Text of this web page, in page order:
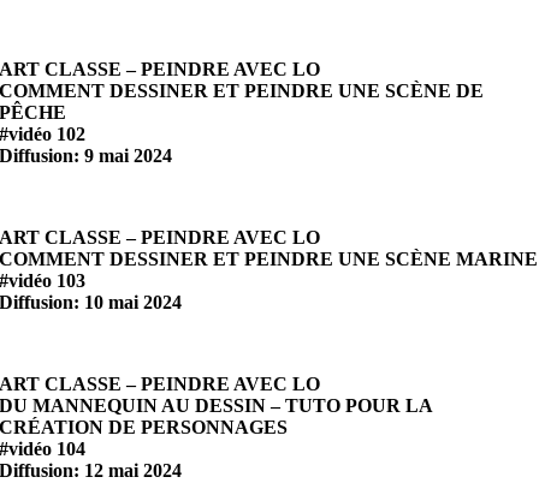
ART CLASSE – PEINDRE AVEC LO
COMMENT DESSINER ET PEINDRE UNE SCÈNE DE
PÊCHE
#vidéo 102
Diffusion: 9 mai 2024
ART CLASSE – PEINDRE AVEC LO
COMMENT DESSINER ET PEINDRE UNE SCÈNE MARINE
#vidéo 103
Diffusion: 10 mai 2024
ART CLASSE – PEINDRE AVEC LO
DU MANNEQUIN AU DESSIN – TUTO POUR LA
CRÉATION DE PERSONNAGES
#vidéo 104
Diffusion: 12 mai 2024